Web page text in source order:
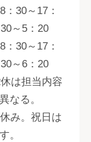
30～17：
～5：20
30～17：
～6：20
は担当内容
なる。
み。祝日は
。